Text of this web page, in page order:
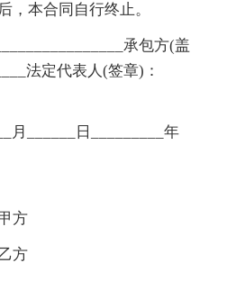
，本合同自行终止。
承包方(盖
法定代表人(签章)：
月______日_________年
方
方